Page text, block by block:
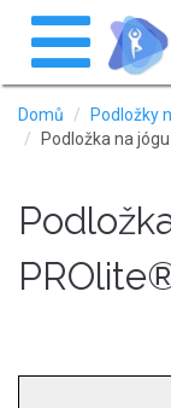
Přejít
hlavnímu
obsahu
Toggle
navigation
Domů
Podložky
Podložka na